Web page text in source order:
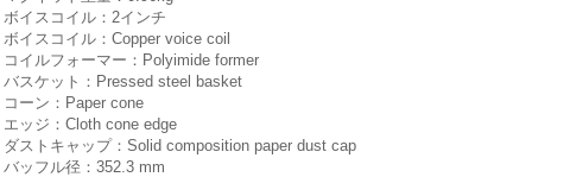
ボイスコイル：2インチ
ボイスコイル：Copper voice coil
コイルフォーマー：Polyimide former
バスケット：Pressed steel basket
コーン：Paper cone
エッジ：Cloth cone edge
ダストキャップ：Solid composition paper dust cap
バッフル径：352.3 mm